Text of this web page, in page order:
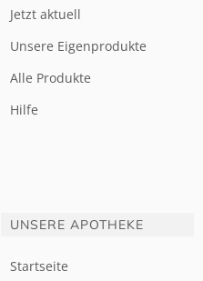
Jetzt aktuell
Unsere Eigenprodukte
Alle Produkte
Hilfe
UNSERE APOTHEKE
Startseite